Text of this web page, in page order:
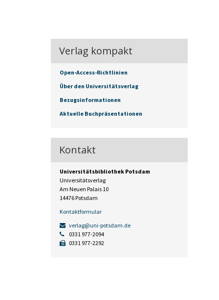
Verlag kompakt
Open-Access-Richtlinien
Über den Universitätsverlag
Bezugsinformationen
Aktuelle Buchpräsentationen
Kontakt
Universitätsbibliothek Potsdam
Universitätsverlag
Am Neuen Palais 10
14476 Potsdam
Kontaktformular
verlag@uni-potsdam.de
0331 977-2094
0331 977-2292